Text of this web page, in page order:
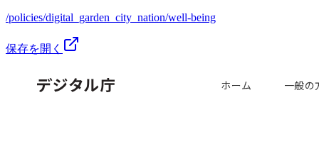
/policies/digital_garden_city_nation/well-being
保存を開く